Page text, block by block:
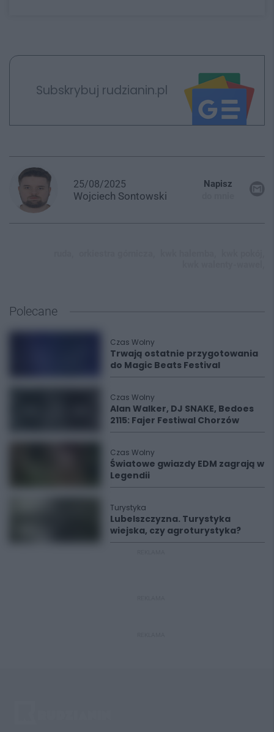
Subskrybuj rudzianin.pl
25/08/2025
Wojciech Sontowski
Napisz
Polecane
Czas Wolny
Trwają ostatnie przygotowania
do Magic Beats Festival
Czas Wolny
Alan Walker, DJ SNAKE, Bedoes
2115: Fajer Festiwal Chorzów
Czas Wolny
Światowe gwiazdy EDM zagrają w
Legendii
Turystyka
Lubelszczyzna. Turystyka
wiejska, czy agroturystyka?